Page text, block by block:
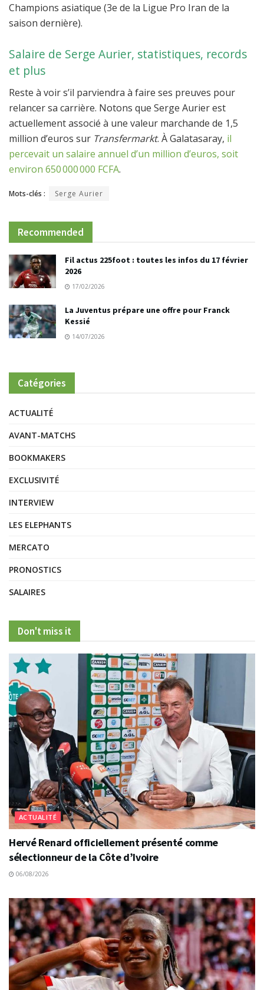
Champions asiatique (3e de la Ligue Pro Iran de la
saison dernière).
Salaire de Serge Aurier, statistiques, records
et plus
Reste à voir s’il parviendra à faire ses preuves pour
relancer sa carrière. Notons que Serge Aurier est
actuellement associé à une valeur marchande de 1,5
million d’euros sur Transfermarkt. À Galatasaray, il
percevait un salaire annuel d’un million d’euros, soit
environ 650 000 000 FCFA.
Mots-clés : Serge Aurier
Recommended
Fil actus 225foot : toutes les infos du 17 février
2026
17/02/2026
La Juventus prépare une offre pour Franck
Kessié
14/07/2026
Catégories
ACTUALITÉ
AVANT-MATCHS
BOOKMAKERS
EXCLUSIVITÉ
INTERVIEW
LES ELEPHANTS
MERCATO
PRONOSTICS
SALAIRES
Don't miss it
ACTUALITÉ
Hervé Renard officiellement présenté comme
sélectionneur de la Côte d’Ivoire
06/08/2026